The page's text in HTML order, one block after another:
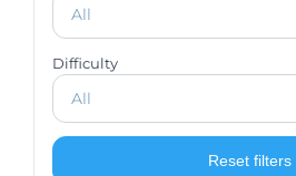
Difficulty
Reset filters